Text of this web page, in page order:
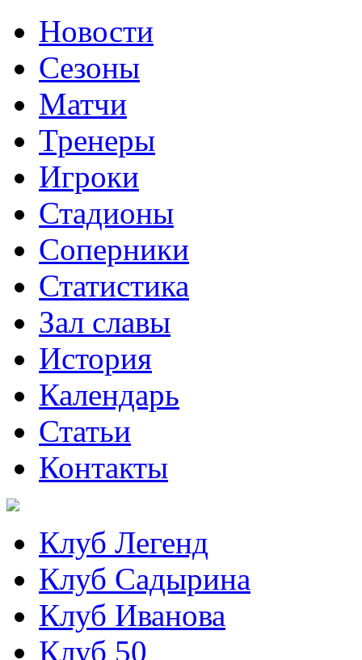
Новости
Сезоны
Матчи
Тренеры
Игроки
Стадионы
Соперники
Статистика
Зал славы
История
Календарь
Статьи
Контакты
Клуб Легенд
Клуб Садырина
Клуб Иванова
Клуб 50